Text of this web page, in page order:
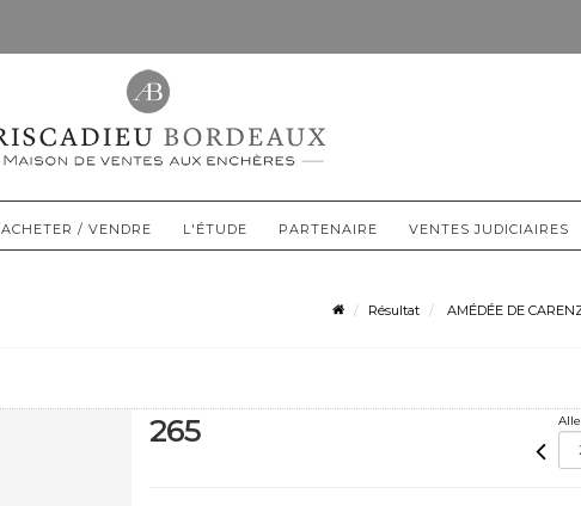
ACHETER / VENDRE L'ÉTUDE PARTENAIRE VENTES JUDICIAIRES
Résultat AMÉDÉE DE
265